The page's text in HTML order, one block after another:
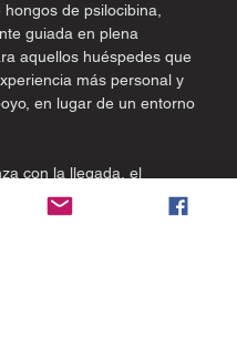
de psilocibina,
guiada en plena
aquellos huéspedes que
más personal y
en lugar de un entorno
con la llegada, el
y la conexión con la belleza
A través de la